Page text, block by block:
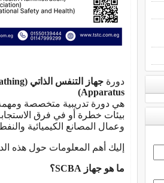
دورة جهاز التنفس الذاتي (
Apparatus
)
هي دورة تدريبية متخصصة
بيئات خطرة أو في فرق
وعمال المصانع الكيميائية
إليك أهم المعلومات حول هذه
ما هو جهاز SCBA؟